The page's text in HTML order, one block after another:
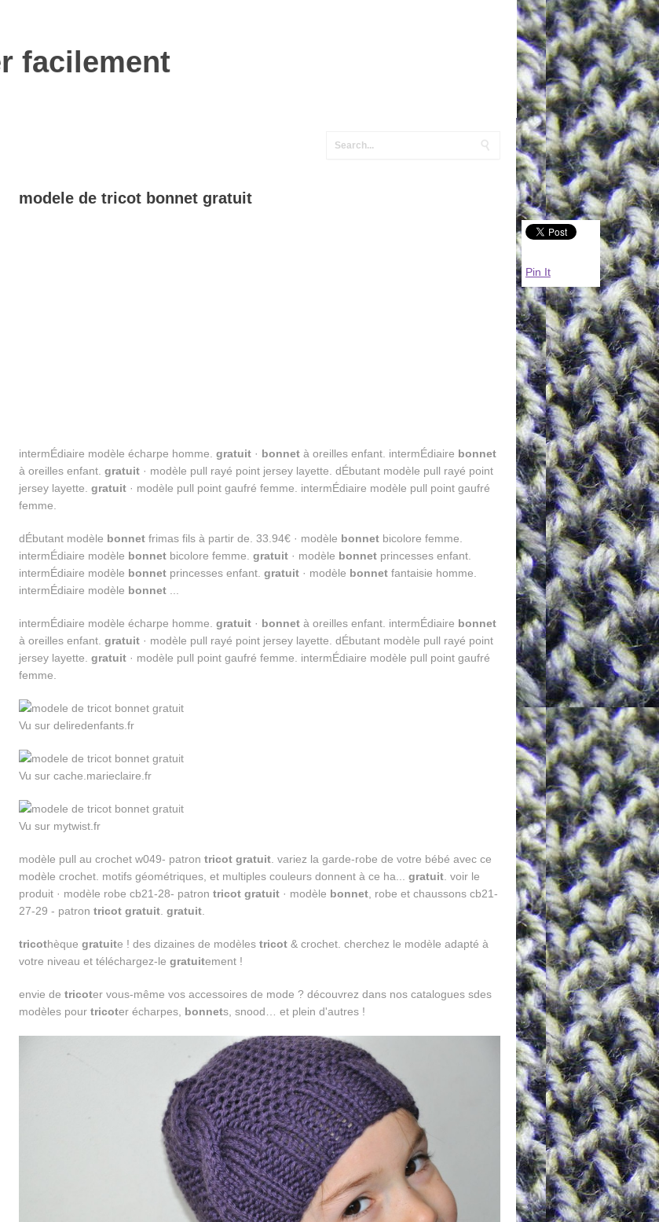
facilement
modele de tricot bonnet gratuit
intermÉdiaire modèle écharpe homme. gratuit· bonnetà oreilles enfant. intermÉdiaire bonnet
à oreilles enfant. gratuit· modèle pull rayé point jersey layette. dÉbutant modèle pull rayé point
jersey layette. gratuit· modèle pull point gaufré femme. intermÉdiaire modèle pull point gaufré
femme.
dÉbutant modèle bonnetfrimas fils à partir de. 33.94€ · modèle bonnetbicolore femme.
intermÉdiaire modèle bonnetbicolore femme. gratuit· modèle bonnetprincesses enfant.
intermÉdiaire modèle bonnetprincesses enfant. gratuit· modèle bonnetfantaisie homme.
intermÉdiaire modèle bonnet...
intermÉdiaire modèle écharpe homme. gratuit· bonnetà oreilles enfant. intermÉdiaire bonnet
à oreilles enfant. gratuit· modèle pull rayé point jersey layette. dÉbutant modèle pull rayé point
jersey layette. gratuit· modèle pull point gaufré femme. intermÉdiaire modèle pull point gaufré
femme.
Vu sur deliredenfants.fr
Vu sur cache.marieclaire.fr
Vu sur mytwist.fr
modèle pull au crochet w049- patron tricot gratuit. variez la garde-robe de votre bébé avec ce
modèle crochet. motifs géométriques, et multiples couleurs donnent à ce ha... gratuit. voir le
produit · modèle robe cb21-28- patron tricot gratuit· modèle bonnet, robe et chaussons cb21-
27-29 - patron tricot gratuit. gratuit.
tricothèque gratuite ! des dizaines de modèles tricot& crochet. cherchez le modèle adapté à
votre niveau et téléchargez-le gratuitement !
envie de tricoter vous-même vos accessoires de mode ? découvrez dans nos catalogues sdes
modèles pour tricoter écharpes, bonnets, snood… et plein d'autres !
Pin It